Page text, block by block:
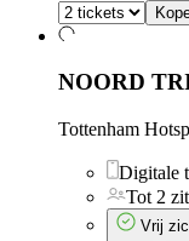
NOORD
Tottenham
Digitale
Tot 2
Vrij